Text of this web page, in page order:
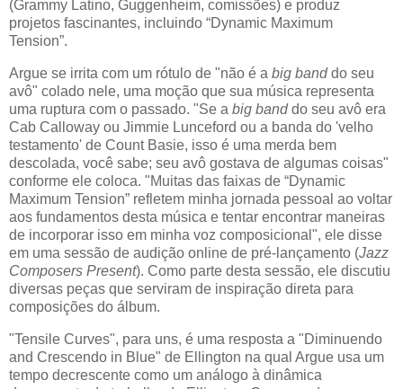
(Grammy Latino, Guggenheim, comissões) e produz
projetos fascinantes, incluindo “Dynamic Maximum
Tension”.
Argue se irrita com um rótulo de "não é a big banddo seu
avô" colado nele, uma moção que sua música representa
uma ruptura com o passado. "Se a big banddo seu avô era
Cab Calloway ou Jimmie Lunceford ou a banda do 'velho
testamento' de Count Basie, isso é uma merda bem
descolada, você sabe; seu avô gostava de algumas coisas"
conforme ele coloca. "Muitas das faixas de “Dynamic
Maximum Tension” refletem minha jornada pessoal ao voltar
aos fundamentos desta música e tentar encontrar maneiras
de incorporar isso em minha voz composicional", ele disse
em uma sessão de audição online de pré-lançamento (Jazz
Composers Present). Como parte desta sessão, ele discutiu
diversas peças que serviram de inspiração direta para
composições do álbum.
"Tensile Curves", para uns, é uma resposta a "Diminuendo
and Crescendo in Blue" de Ellington na qual Argue usa um
tempo decrescente como um análogo à dinâmica